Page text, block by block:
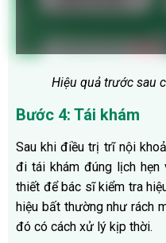
Hiệu quả trước sau
Bước 4: Tái khám
Sau khi điều trị trĩ nội
đi tái khám đúng lịch
thiết để bác sĩ kiểm tra
hiệu bất thường như rách
đó có cách xử lý kịp thời.